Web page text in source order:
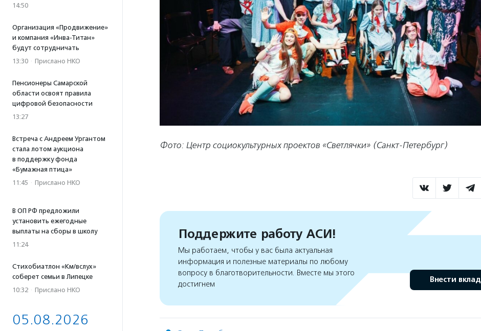
14:50
Организация «Продвижение»
и компания «Инва-Титан»
будут сотрудничать
13:30 · Прислано НКО
Пенсионеры Самарской
области освоят правила
цифровой безопасности
13:27
Встреча с Андреем Ургантом
стала лотом аукциона
в поддержку фонда
«Бумажная птица»
11:45 · Прислано НКО
В ОП РФ предложили
установить ежегодные
выплаты на сборы в школу
11:24
Стихобиатлон «Км/вслух»
соберет семьи в Липецке
10:32 · Прислано НКО
05.08.2026
Фото: Центр социокультурных проектов «Светлячки» (Санкт-Петербург)
Поддержите работу АСИ!
Мы работаем, чтобы у вас была актуальная
информация и полезные материалы по любому
вопросу в благотворительности. Вместе мы этого
достигнем
Внести вклад